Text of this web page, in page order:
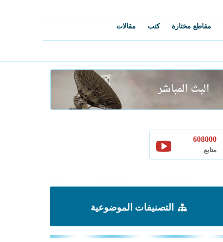
مقاطع مختارة كتب مقالات
608000
متابع
التصنيفات الموضوعية